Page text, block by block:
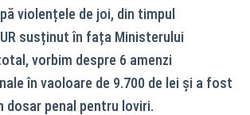
violențele de joi, din timpul
susținut în fața Ministerului
vorbim despre 6 amenzi
în vaoloare de 9.700 de lei și a fost
dosar penal pentru loviri.